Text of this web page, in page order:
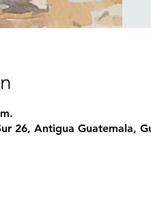
26, Antigua Guatemala,